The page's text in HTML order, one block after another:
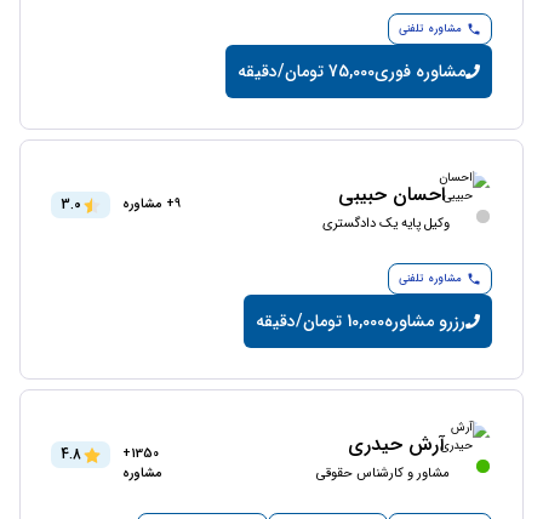
مشاوره تلفنی
مشاوره فوری75,000 تومان/دقیقه
احسان حبیبی
وکیل پایه یک دادگستری
9+ مشاوره 3.0
مشاوره تلفنی
رزرو مشاوره10,000 تومان/دقیقه
آرش حیدری
مشاور و کارشناس حقوقی
1350+
مشاوره
4.8